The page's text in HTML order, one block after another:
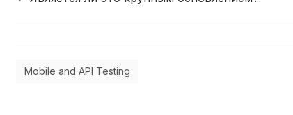
Mobile and API Testing